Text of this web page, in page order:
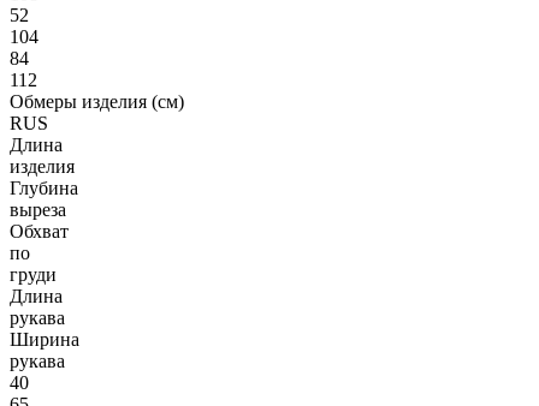
52
104
84
112
Обмеры изделия (см)
RUS
Длина
изделия
Глубина
выреза
Обхват
по
груди
Длина
рукава
Ширина
рукава
40